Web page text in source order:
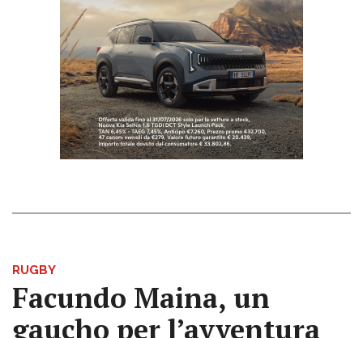
RUGBY
Facundo Maina, un
gaucho per l’avventura